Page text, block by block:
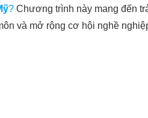
? Chương trình này mang đến
và mở rộng cơ hội nghề